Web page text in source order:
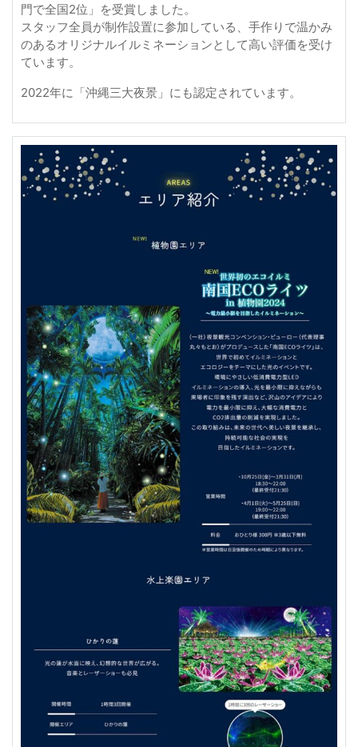
門で全国2位」を受賞しました。
スタッフ全員が制作設置に参加している、手作りで温かみ
のあるオリジナルイルミネーションとして高い評価を受け
ています。
2022年に「沖縄三大夜景」にも認定されています。